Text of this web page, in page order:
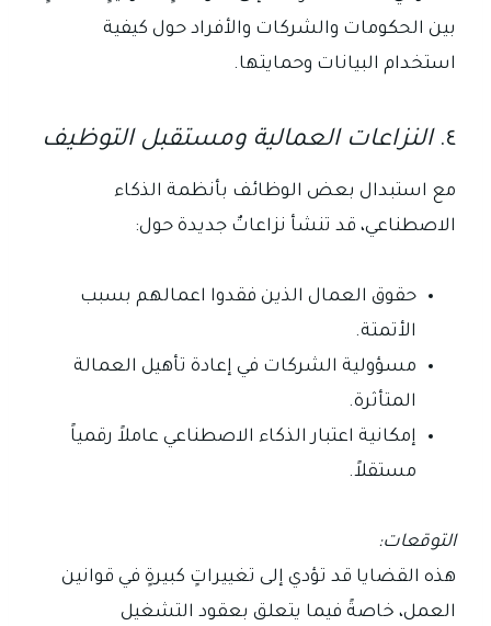
بين الحكومات والشركات والأفراد حول كيفية
استخدام البيانات وحمايتها.
٤. النزاعات العمالية ومستقبل التوظيف
مع استبدال بعض الوظائف بأنظمة الذكاء
الاصطناعي، قد تنشأ نزاعاتٌ جديدة حول:
حقوق العمال الذين فقدوا اعمالهم بسبب
الأتمتة.
مسؤولية الشركات في إعادة تأهيل العمالة
المتأثرة.
إمكانية اعتبار الذكاء الاصطناعي عاملاً رقمياً
مستقلاً.
التوقعات:
هذه القضايا قد تؤدي إلى تغييراتٍ كبيرةٍ في قوانين
العمل، خاصةً فيما يتعلق بعقود التشغيل